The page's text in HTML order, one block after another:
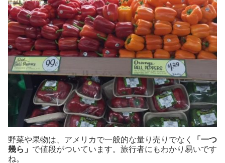
野菜や果物は、アメリカで一般的な量り売りでなく
「一つ
幾ら」 で値段がついています。旅行者にもわかり易いです
ね。